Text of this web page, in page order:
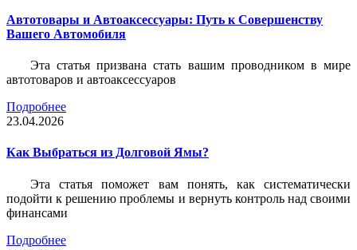
Автотовары и Автоаксессуары: Путь к Совершенству
Вашего Автомобиля
Эта статья призвана стать вашим проводником в мире
автотоваров и автоаксессуаров
Подробнее
23.04.2026
Как Выбраться из Долговой Ямы?
Эта статья поможет вам понять, как систематически
подойти к решению проблемы и вернуть контроль над своими
финансами
Подробнее